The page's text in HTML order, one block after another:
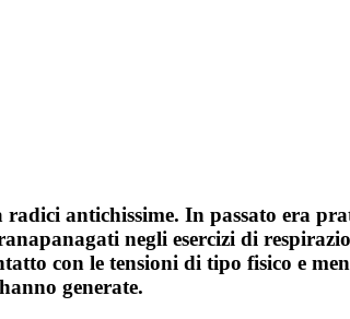
antichissime. In passato era
negli esercizi di
con le tensioni di tipo fisico e
generate.